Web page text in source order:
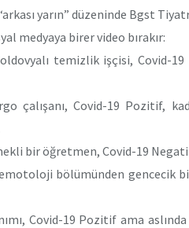
yarın” düzeninde Bgst
medyaya birer video bırakır:
temizlik işçisi, Covid-
çalışanı, Covid-19 Pozitif,
bir öğretmen, Covid-19
bölümünden gencecik
Covid-19 Pozitif ama